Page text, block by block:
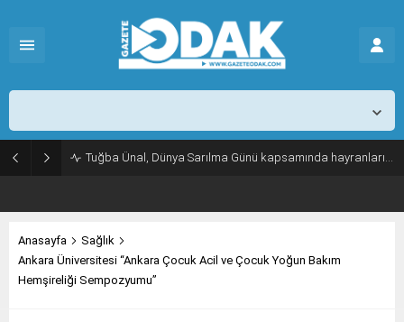
Tuğba Ünal, Dünya Sarılma Günü kapsamında hayranlarıyla buluştu
Anasayfa
Sağlık
Ankara Üniversitesi “Ankara Çocuk Acil ve Çocuk Yoğun Bakım
Hemşireliği Sempozyumu”